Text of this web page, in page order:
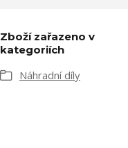
Zboží zařazeno v
kategoriích
Náhradní díly